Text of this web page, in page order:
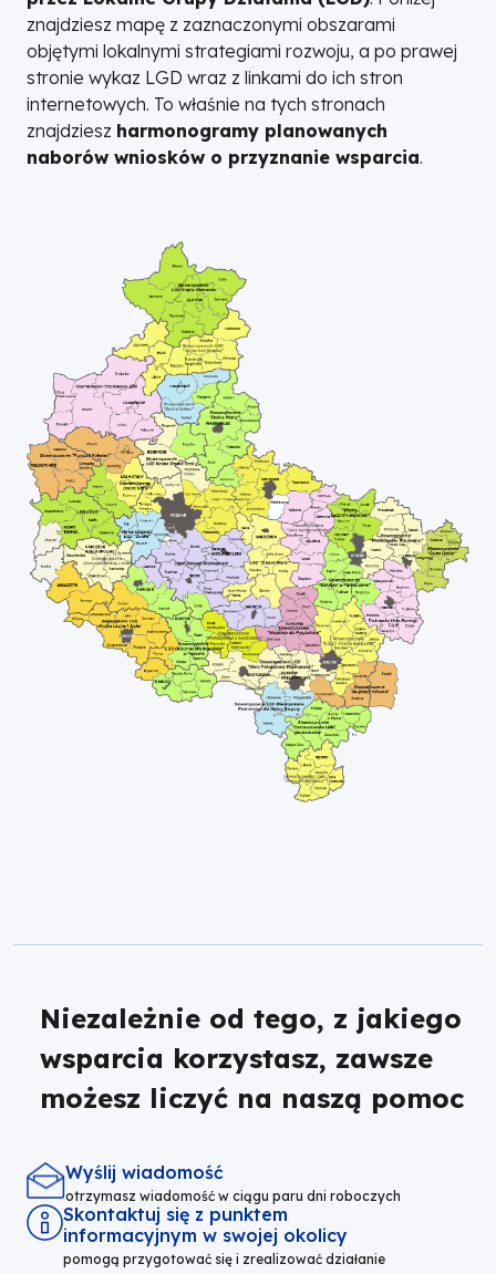
znajdziesz mapę z zaznaczonymi obszarami
objętymi lokalnymi strategiami rozwoju, a po prawej
stronie wykaz LGD wraz z linkami do ich stron
internetowych. To właśnie na tych stronach
znajdziesz harmonogramy planowanych
naborów wniosków o przyznanie wsparcia.
Niezależnie od tego, z jakiego
wsparcia korzystasz, zawsze
możesz liczyć na naszą pomoc
Wyślij wiadomość
otrzymasz wiadomość w ciągu paru dni roboczych
Skontaktuj się z punktem
informacyjnym w swojej okolicy
pomogą przygotować się i zrealizować działanie